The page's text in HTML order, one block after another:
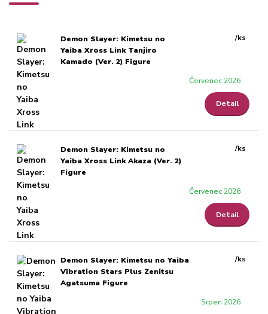
Demon Slayer: Kimetsu no
Yaiba Xross Link Tanjiro
Kamado (Ver. 2) Figure
/ks
Červenec 2026
Detail
Demon Slayer: Kimetsu no
Yaiba Xross Link Akaza (Ver. 2)
Figure
/ks
Červenec 2026
Detail
Demon Slayer: Kimetsu no Yaiba
Vibration Stars Plus Zenitsu
Agatsuma Figure
/ks
Srpen 2026